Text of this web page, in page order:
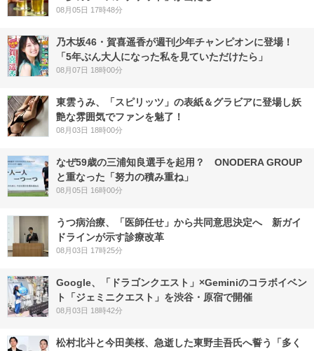
08月05日 17時48分
乃木坂46・賀喜遥香が週刊少年チャンピオンに登場！
「5年ぶん大人になった私を見ていただけたら」
08月07日 18時00分
東雲うみ、「スピリッツ」の表紙＆グラビアに登場し妖
艶な雰囲気でファンを魅了！
08月03日 18時00分
なぜ59歳の三浦知良選手を起用？ ONODERA GROUP
と重なった「努力の積み重ね」
08月05日 16時00分
うつ病治療、「医師任せ」から共同意思決定へ 新ガイ
ドラインが示す診療改革
08月03日 17時25分
Google、「ドラゴンクエスト」×Geminiのコラボイベン
ト「ジェミニクエスト」を渋谷・原宿で開催
08月03日 18時42分
松村北斗と今田美桜、急逝した東野圭吾氏へ誓う「多く